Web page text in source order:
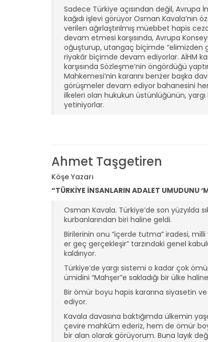
Sadece Türkiye açısından değil, Avrupa
kağıdı işlevi görüyor Osman Kavala’nın
verilen ağırlaştırılmış müebbet hapis
devam etmesi karşısında, Avrupa
oğuşturup, utangaç biçimde “elimizden
riyakâr biçimde devam ediyorlar. AİHM
karşısında Sözleşme’nin öngördüğü
Mahkemesi’nin kararını benzer başka
görüşmeler devam ediyor bahanesini
ilkeleri olan hukukun üstünlüğünün, yargı
yetiniyorlar.
Ahmet Taşgetiren
Köşe Yazarı
“TÜRKİYE İNSANLARIN ADALET UMUDUNU
Osman Kavala. Türkiye’de son yüzyılda
kurbanlarından biri haline geldi.
Birilerinin onu “içerde tutma” iradesi, milli
er geç gerçekleşir” tarzındaki genel
kaldırıyor.
Türkiye’de yargı sistemi o kadar çok
ümidini “Mahşer”e sakladığı bir ülke
Bir ömür boyu hapis kararına siyasetin
ediyor.
Kavala davasına baktığımda ülkemin
çevire mahkûm ederiz, hem de ömür
bir alan olarak görüyorum. Buna layık